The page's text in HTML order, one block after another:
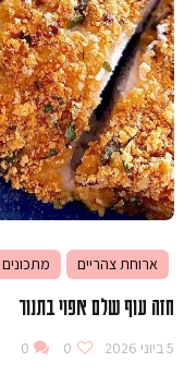
ארוחת צהריים מתכונים
חזה עוף שלם אפוי בתנור
5 ביוני 2026 0
0